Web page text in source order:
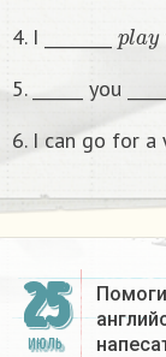
4. I ________
l
5. ______ you _____
6. I can go for a
25
ИЮЛЬ